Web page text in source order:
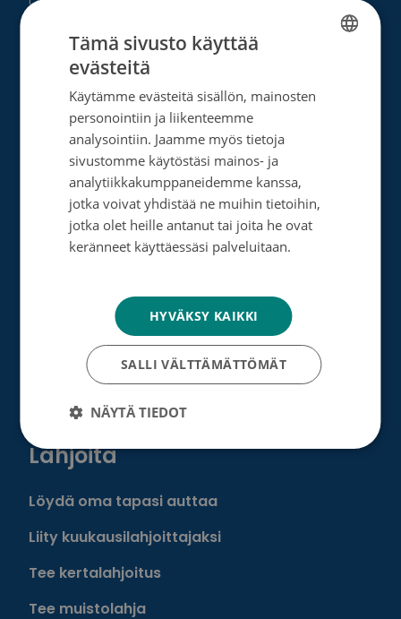
Facebook
Instagram
Twitter
Linkedin
Tutustu toimintaamme
Tietoa meistä
Ota yhteyttä
Tietosuoja- ja rekisteriseloste
Rahankeräyslupa
Saavutettavuus
Roosa nauha -keräys
Lahjoita
Löydä oma tapasi auttaa
Liity kuukausilahjoittajaksi
Tee kertalahjoitus
Tee muistolahja
SWEDISH
Tämä sivusto käyttää
evästeitä
Käytämme evästeitä sisällön, mainosten
personointiin ja liikenteemme
analysointiin. Jaamme myös tietoja
sivustomme käytöstäsi mainos- ja
analytiikkakumppaneidemme kanssa,
jotka voivat yhdistää ne muihin tietoihin,
jotka olet heille antanut tai joita he ovat
keränneet käyttäessäsi palveluitaan.
HYVÄKSY KAIKKI
SALLI VÄLTTÄMÄTTÖMÄT
NÄYTÄ TIEDOT